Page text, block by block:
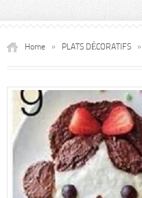
Home » PLATS DÉCORATIFS »